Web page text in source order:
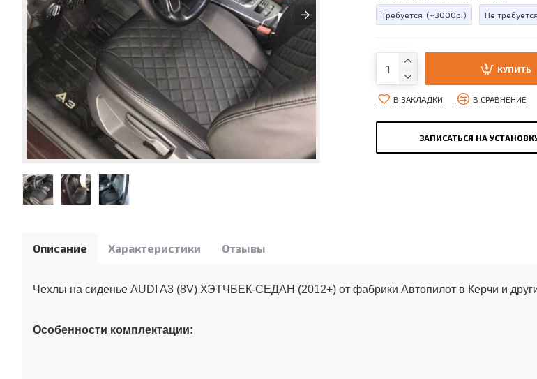
Требуется (+3000р.) Не требуется
КУПИТЬ
В ЗАКЛАДКИ В СРАВНЕНИЕ
ЗАПИСАТЬСЯ НА
Описание Характеристики Отзывы
Чехлы на сиденье AUDI A3 (8V) ХЭТЧБЕК-СЕДАН (2012+) от фабрики Автопилот в Керчи и
Особенности комплектации: